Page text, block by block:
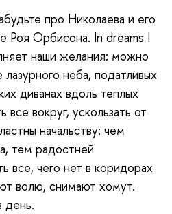
про Николаева и его
Роя Орбисона. In dreams I
наши желания: можно
неба, податливых
диванах вдоль теплых
вокруг, ускользать от
начальству: чем
тем радостней
все, чего нет в коридорах
волю, снимают хомут.